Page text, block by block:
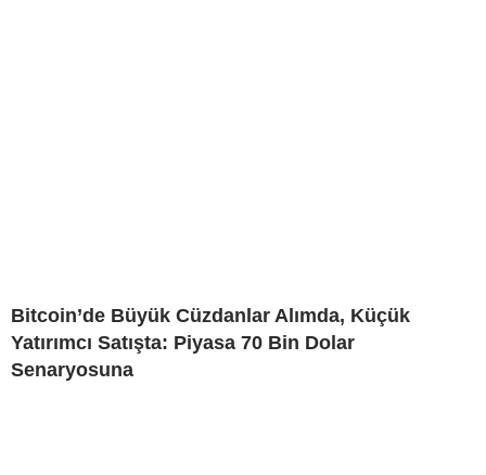
Bitcoin’de Büyük Cüzdanlar Alımda, Küçük
Yatırımcı Satışta: Piyasa 70 Bin Dolar
Senaryosuna